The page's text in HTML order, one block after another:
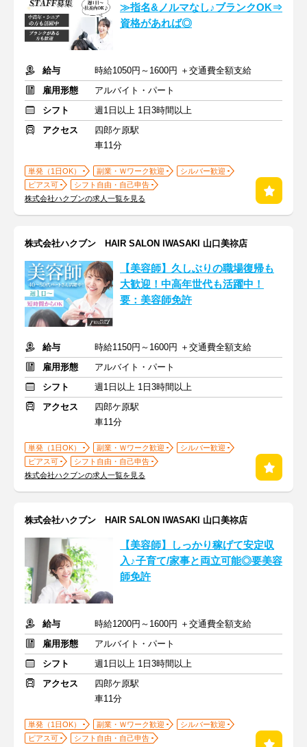
≫指名&ノルマなし♪ブランクOK⇒
資格があれば◎
給与
時給1050円～1600円 ＋交通費全額支給
雇用形態
アルバイト・パート
シフト
週1日以上 1日3時間以上
アクセス
四郎ケ原駅
車11分
単発（1日OK） 副業・Ｗワーク歓迎
シルバー歓迎
ピアス可
シフト自由・自己申告
株式会社ハクブンの求人一覧を見る
株式会社ハクブン HAIR SALON IWASAKI 山口美祢店
【美容師】久しぶりの職場復帰も
大歓迎！中高年世代も活躍中！
要：美容師免許
給与
時給1150円～1600円 ＋交通費全額支給
雇用形態
アルバイト・パート
シフト
週1日以上 1日3時間以上
アクセス
四郎ケ原駅
車11分
単発（1日OK） 副業・Ｗワーク歓迎
シルバー歓迎
ピアス可
シフト自由・自己申告
株式会社ハクブンの求人一覧を見る
株式会社ハクブン HAIR SALON IWASAKI 山口美祢店
【美容師】しっかり稼げて安定収
入♪子育て/家事と両立可能◎要美容
師免許
給与
時給1200円～1600円 ＋交通費全額支給
雇用形態
アルバイト・パート
シフト
週1日以上 1日3時間以上
アクセス
四郎ケ原駅
車11分
単発（1日OK） 副業・Ｗワーク歓迎
シルバー歓迎
ピアス可
シフト自由・自己申告